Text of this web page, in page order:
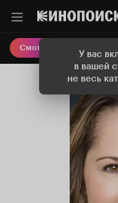
У вас
в вашей
не весь
Смотреть кино